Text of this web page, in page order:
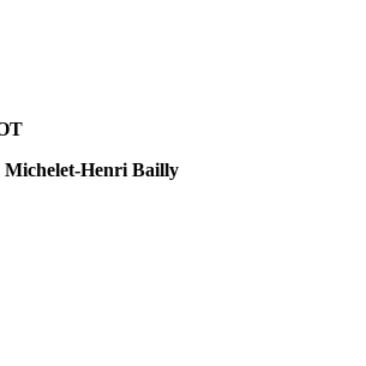
Michelet-Henri Bailly